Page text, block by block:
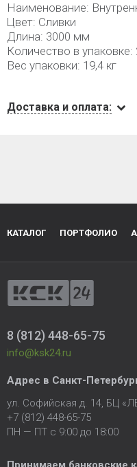
Наименование:
Цвет: Сливки
Длина: 3000 мм
Количество в
Вес упаковки: 19,4 кг
Доставка и оплата:
КАТАЛОГ ПОРТФОЛИО
8 (812) 448-65-75
info@ksk24.ru
Адрес в Санкт-
ул. Софийская д. 14, БЦ
+7 (812) 448-65-75
ПН — ПТ с 9:00 до 18:00